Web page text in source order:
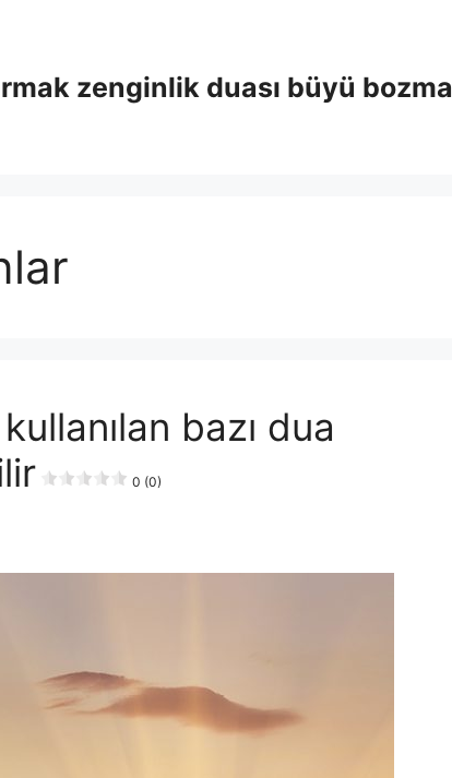
zenginlik duası büyü bozma
bazı dua
0 (0)